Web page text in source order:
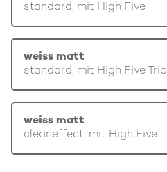
standard, mit High Five
weiss matt
standard, mit High Five Trio
weiss matt
cleaneffect, mit High Five